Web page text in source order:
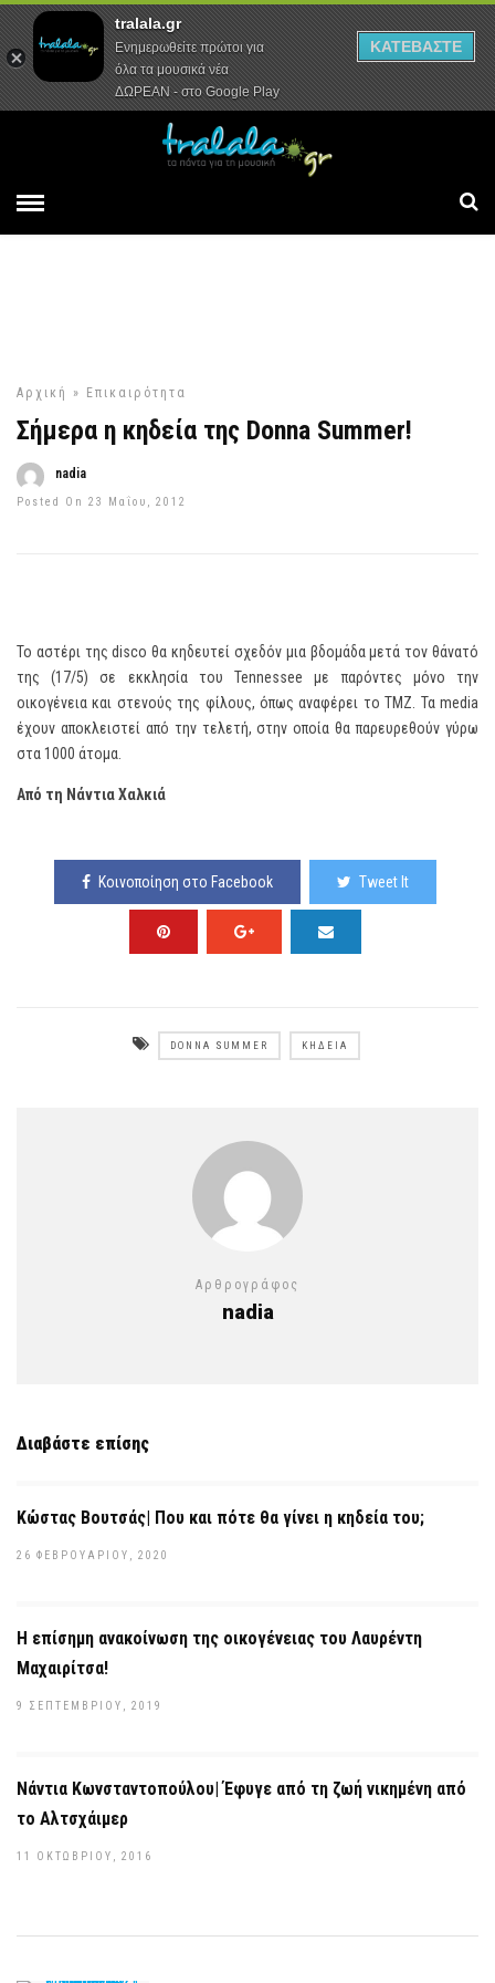
Αρχική Συνεντεύξεις Ρεπορτάζ
Αρχική » Επικαιρότητα
Σήμερα η κηδεία της Donna Summer!
nadia
Posted On 23 Μαΐου, 2012
Το αστέρι της disco θα κηδευτεί σχεδόν μια βδομάδα μετά τον θάνατό
της (17/5) σε εκκλησία του Tennessee με παρόντες μόνο την
οικογένεια και στενούς της φίλους, όπως αναφέρει το TMZ. Τα media
έχουν αποκλειστεί από την τελετή, στην οποία θα παρευρεθούν γύρω
στα 1000 άτομα.
Από τη Νάντια Χαλκιά
Κοινοποίηση στο Facebook Tweet It
DONNA SUMMER ΚΗΔΕΊΑ
Αρθρογράφος
nadia
Διαβάστε επίσης
Κώστας Βουτσάς| Που και πότε θα γίνει η κηδεία του;
26 ΦΕΒΡΟΥΑΡΊΟΥ, 2020
Η επίσημη ανακοίνωση της οικογένειας του Λαυρέντη
Μαχαιρίτσα!
9 ΣΕΠΤΕΜΒΡΊΟΥ, 2019
Νάντια Κωνσταντοπούλου| Έφυγε από τη ζωή νικημένη από
το Αλτσχάιμερ
11 ΟΚΤΩΒΡΊΟΥ, 2016
tralala.gr
Ενημερωθείτε πρώτοι για
όλα τα μουσικά νέα
ΔΩΡΕΑΝ - στο Google Play
ΚΑΤΕΒΑΣΤΕ